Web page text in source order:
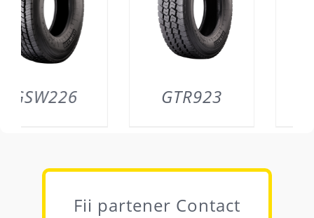
GTR923 GAL817
Fii partener Contact